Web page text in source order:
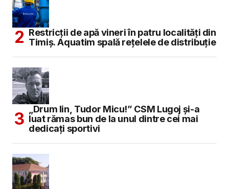
Restricții de apă vineri în patru localități din
Timiș. Aquatim spală rețelele de distribuție
„Drum lin, Tudor Micu!” CSM Lugoj și-a
luat rămas bun de la unul dintre cei mai
dedicați sportivi